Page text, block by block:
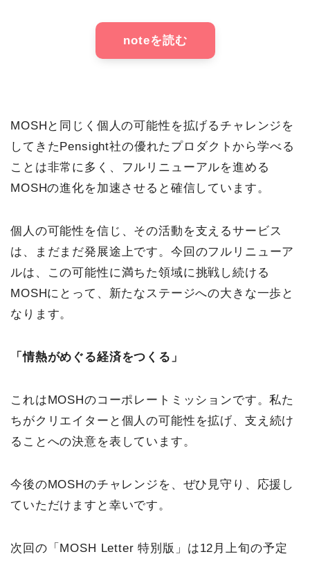
noteを読む
MOSHと同じく個人の可能性を拡げるチャレンジを
してきたPensight社の優れたプロダクトから学べる
ことは非常に多く、フルリニューアルを進める
MOSHの進化を加速させると確信しています。
個人の可能性を信じ、その活動を支えるサービス
は、まだまだ発展途上です。今回のフルリニューア
ルは、この可能性に満ちた領域に挑戦し続ける
MOSHにとって、新たなステージへの大きな一歩と
なります。
「情熱がめぐる経済をつくる」
これはMOSHのコーポレートミッションです。私た
ちがクリエイターと個人の可能性を拡げ、支え続け
ることへの決意を表しています。
今後のMOSHのチャレンジを、ぜひ見守り、応援し
ていただけますと幸いです。
次回の「MOSH Letter 特別版」は12月上旬の予定